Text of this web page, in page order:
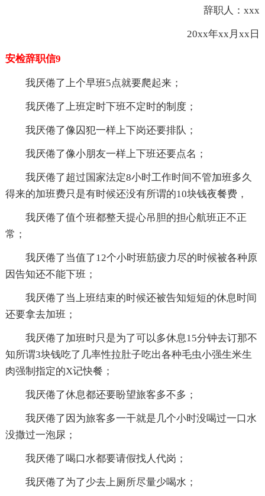
辞职人：xxx
20xx年xx月xx日
安检辞职信9
我厌倦了上个早班5点就要爬起来；
我厌倦了上班定时下班不定时的制度；
我厌倦了像囚犯一样上下岗还要排队；
我厌倦了像小朋友一样上下班还要点名；
我厌倦了超过国家法定8小时工作时间不管加班多久
得来的加班费只是有时候还没有所谓的10块钱夜餐费，
我厌倦了值个班都整天提心吊胆的担心航班正不正
常；
我厌倦了当值了12个小时班筋疲力尽的时候被各种原
因告知还不能下班；
我厌倦了当上班结束的时候还被告知短短的休息时间
还要拿去加班；
我厌倦了加班时只是为了可以多休息15分钟去订那不
知所谓3块钱吃了几率性拉肚子吃出各种毛虫小强生米生
肉强制指定的X记快餐；
我厌倦了休息都还要盼望旅客多不多；
我厌倦了因为旅客多一干就是几个小时没喝过一口水
没撒过一泡尿；
我厌倦了喝口水都要请假找人代岗；
我厌倦了为了少去上厕所尽量少喝水；